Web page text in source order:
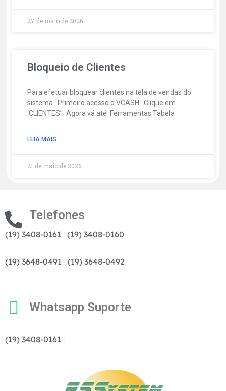
27 de maio de 2026
Bloqueio de Clientes
Para efetuar bloquear clientes na tela de vendas do
sistema Primeiro acesso o VCASH Clique em
‘CLIENTES’ Agora vá até Ferramentas Tabela
LEIA MAIS
21 de maio de 2026
Telefones
(19) 3408-0161 (19) 3408-0160
(19) 3648-0491 (19) 3648-0492
Whatsapp Suporte
(19) 3408-0161